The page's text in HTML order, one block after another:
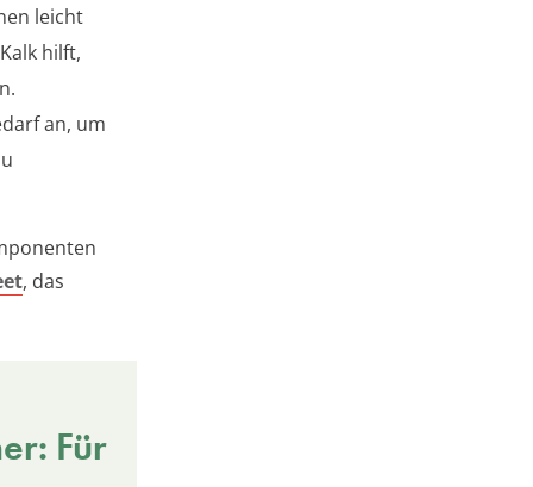
leicht
hilft,
an, um
, das
Für